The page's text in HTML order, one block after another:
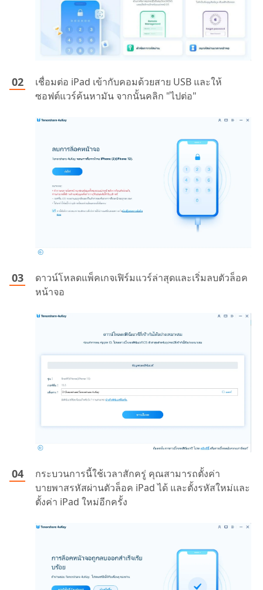
เชื่อมต่อ iPad เข้ากับคอมด้วยสาย USB และให้
ซอฟต์แวร์ค้นหามัน จากนั้นคลิก "ไปต่อ"
ดาวน์โหลดแพ็คเกจเฟิร์มแวร์ล่าสุดและเริ่มลบตัวล็อค
หน้าจอ
กระบวนการนี้ใช้เวลาสักครู่ คุณสามารถตั้งค่า
บายพาสรหัสผ่านตัวล็อค iPad ได้ และตั้งรหัสใหม่และ
ตั้งค่า iPad ใหม่อีกครั้ง